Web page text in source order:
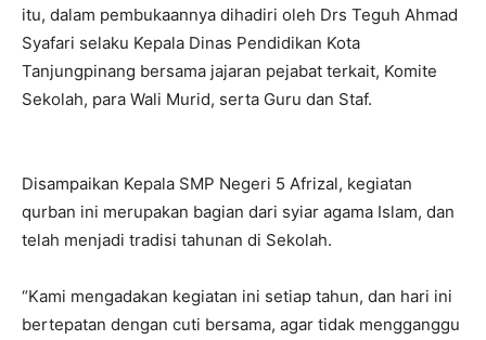
itu, dalam pembukaannya dihadiri oleh Drs Teguh Ahmad
Syafari selaku Kepala Dinas Pendidikan Kota
Tanjungpinang bersama jajaran pejabat terkait, Komite
Sekolah, para Wali Murid, serta Guru dan Staf.
Disampaikan Kepala SMP Negeri 5 Afrizal, kegiatan
qurban ini merupakan bagian dari syiar agama Islam, dan
telah menjadi tradisi tahunan di Sekolah.
“Kami mengadakan kegiatan ini setiap tahun, dan hari ini
bertepatan dengan cuti bersama, agar tidak mengganggu